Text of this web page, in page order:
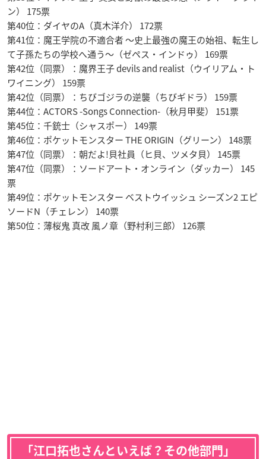
ン） 175票
第40位：ダイヤのA（真木洋介） 172票
第41位：魔王学院の不適合者 〜史上最強の魔王の始祖、転生し
て子孫たちの学校へ通う〜（ゼペス・インドゥ） 169票
第42位（同票）：魔界王子 devils and realist（ウイリアム・ト
ワイニング） 159票
第42位（同票）：ちびゴジラの逆襲（ちびギドラ） 159票
第44位：ACTORS -Songs Connection-（秋月甲斐） 151票
第45位：千銃士（シャスポー） 149票
第46位：ポケットモンスター THE ORIGIN（グリーン） 148票
第47位（同票）：朝だよ!貝社員（ヒ貝、ツメタ貝） 145票
第47位（同票）：ソードアート・オンライン（ダッカー） 145
票
第49位：ポケットモンスター ベストウイッシュ シーズン2 エピ
ソードN（チェレン） 140票
第50位：薄桜鬼 真改 風ノ章（野村利三郎） 126票
「江口拓也さんといえば？その他部門」